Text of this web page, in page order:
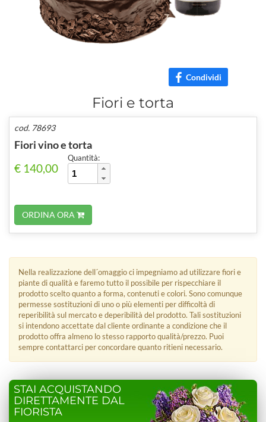
Condividi
Fiori e torta
cod. 78693
Fiori vino e torta
€ 140,00
Quantità:
ORDINA ORA
Nella realizzazione dell´omaggio ci impegniamo ad utilizzare fiori e
piante di qualità e faremo tutto il possibile per rispecchiare il
prodotto scelto quanto a forma, contenuti e colori. Sono comunque
permesse sostituzioni di uno o più elementi per difficoltà di
reperibilità sul mercato e deperibilità del prodotto. Tali sostituzioni
si intendono accettate dal cliente ordinante a condizione che il
prodotto offra almeno lo stesso rapporto qualità/prezzo. Puoi
sempre contattarci per concordare quanto ritieni necessario.
STAI ACQUISTANDO
DIRETTAMENTE DAL
FIORISTA